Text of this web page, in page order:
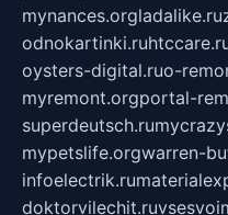
mynances.orgladalike.ru
odnokartinki.ru
oysters-digital.ruo-
myremont.orgportal-
superdeutsch.ru
mypetslife.orgwarren-
infoelectrik.ru
doktorvilechit.ru